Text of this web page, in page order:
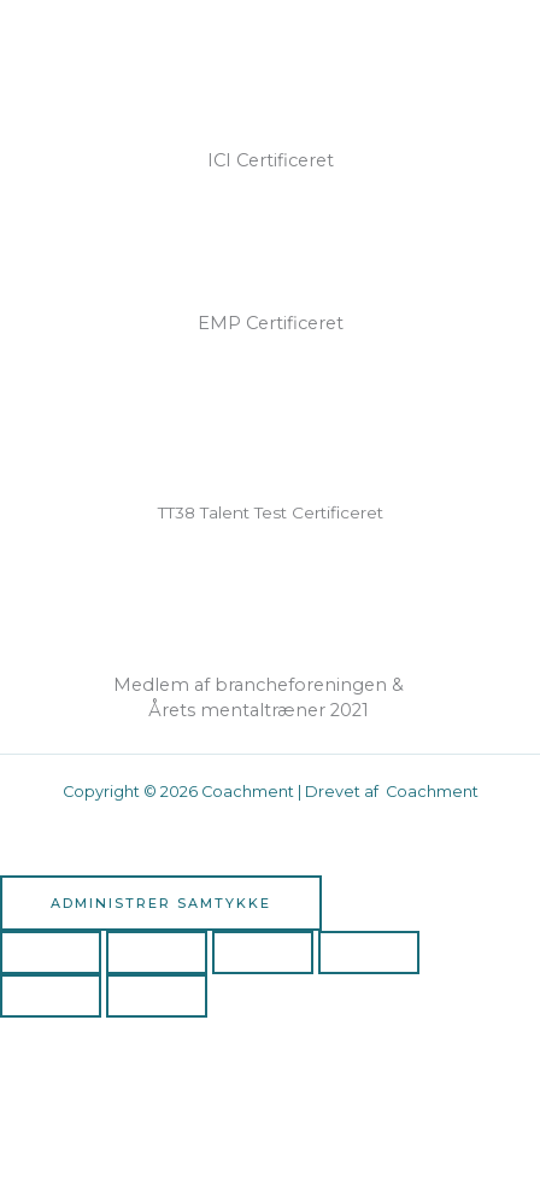
ICI Certificeret
EMP Certificeret
TT38 Talent Test Certificeret
Medlem af brancheforeningen &
Årets mentaltræner 2021
Copyright © 2026 Coachment | Drevet af Coachment
ADMINISTRER SAMTYKKE